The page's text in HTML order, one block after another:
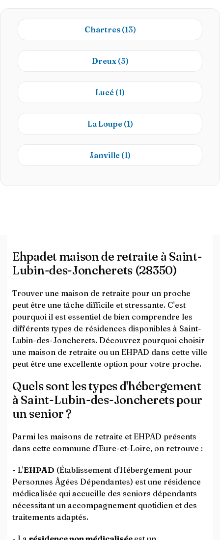
Chartres (13)
Dreux (5)
Lucé (1)
La Loupe (1)
Janville (1)
Ehpadet maison de retraite à Saint-
Lubin-des-Joncherets (28350)
Trouver une maison de retraite pour un proche
peut être une tâche difficile et stressante. C'est
pourquoi il est essentiel de bien comprendre les
différents types de résidences disponibles à Saint-
Lubin-des-Joncherets. Découvrez pourquoi choisir
une maison de retraite ou un EHPAD dans cette ville
peut être une excellente option pour votre proche.
Quels sont les types d'hébergement
à Saint-Lubin-des-Joncherets pour
un senior ?
Parmi les maisons de retraite et EHPAD présents
dans cette commune d'Eure-et-Loire, on retrouve :
- L'EHPAD (Établissement d'Hébergement pour
Personnes Âgées Dépendantes) est une résidence
médicalisée qui accueille des seniors dépendants
nécessitant un accompagnement quotidien et des
traitements adaptés.